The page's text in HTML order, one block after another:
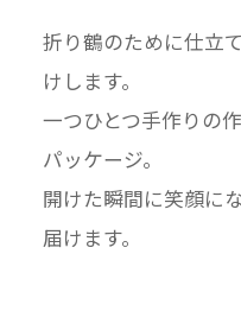
折り鶴のために仕立
けします。
一つひとつ手作りの
パッケージ。
開けた瞬間に笑顔に
届けます。